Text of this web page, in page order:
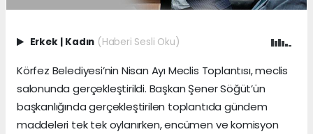
Erkek | Kadın (Haberi Sesli Oku)
Körfez Belediyesi’nin Nisan Ayı Meclis Toplantısı, meclis
salonunda gerçekleştirildi. Başkan Şener Söğüt’ün
başkanlığında gerçekleştirilen toplantıda gündem
maddeleri tek tek oylanırken, encümen ve komisyon